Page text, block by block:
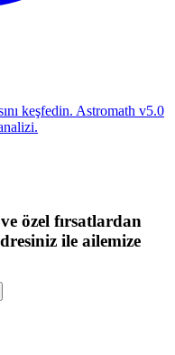
keşfedin. Astromath v5.0
özel fırsatlardan
ile ailemize